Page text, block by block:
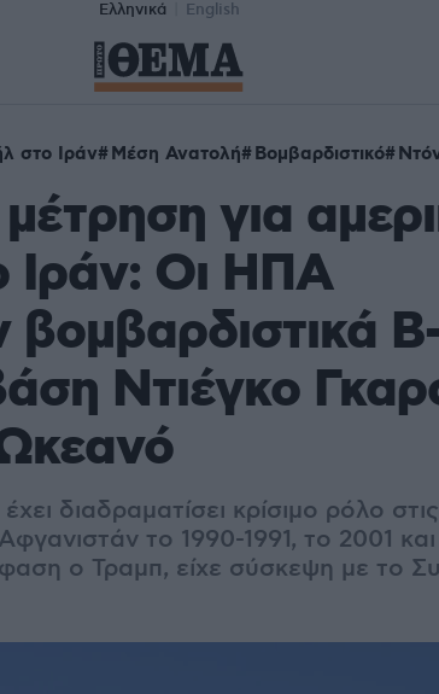
Ελληνικά English
στο Ιράν Μέση Ανατολή Βομβαρδιστικό
για
Ιράν: Οι ΗΠΑ
βομβαρδιστικά
Ντιέγκο
διαδραματίσει κρίσιμο ρόλο
Αφγανιστάν το 1990-1991, το 2001
ο Τραμπ, είχε σύσκεψη με το